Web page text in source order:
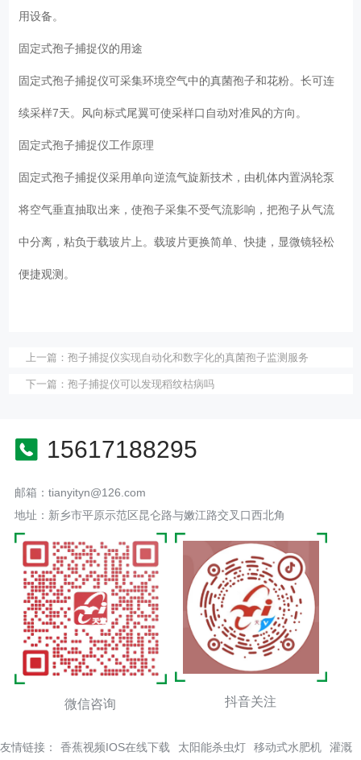
用设备。
固定式孢子捕捉仪的用途
固定式孢子捕捉仪可采集环境空气中的真菌孢子和花粉。长可连
续采样7天。风向标式尾翼可使采样口自动对准风的方向。
固定式孢子捕捉仪工作原理
固定式孢子捕捉仪采用单向逆流气旋新技术，由机体内置涡轮泵
将空气垂直抽取出来，使孢子采集不受气流影响，把孢子从气流
中分离，粘负于载玻片上。载玻片更换简单、快捷，显微镜轻松
便捷观测。
上一篇： 孢子捕捉仪实现自动化和数字化的真菌孢子监测服务
下一篇： 孢子捕捉仪可以发现稻纹枯病吗
15617188295
邮箱：tianyityn@126.com
地址：新乡市平原示范区昆仑路与嫩江路交叉口西北角
微信咨询 抖音关注
友情链接： 香蕉视频IOS在线下载 太阳能杀虫灯 移动式水肥机 灌溉